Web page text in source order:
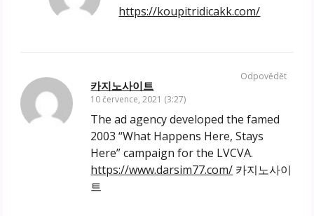
https://koupitridicakk.com/
카지노사이트
10 července, 2021 (3:27)
The ad agency developed the famed
2003 “What Happens Here, Stays
Here” campaign for the LVCVA.
https://www.darsim77.com/ 카지노사이
트
Odpovědět